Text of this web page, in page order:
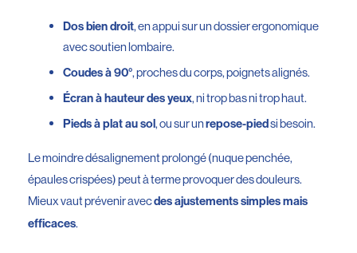
Dos bien droit, en appui sur un dossier ergonomique
avec soutien lombaire.
Coudes à 90°, proches du corps, poignets alignés.
Écran à hauteur des yeux, ni trop bas ni trop haut.
Pieds à plat au sol, ou sur unrepose-pied si besoin.
Le moindre désalignement prolongé (nuque penchée,
épaules crispées) peut à terme provoquer des douleurs.
Mieux vaut prévenir avecdes ajustements simples mais
efficaces.